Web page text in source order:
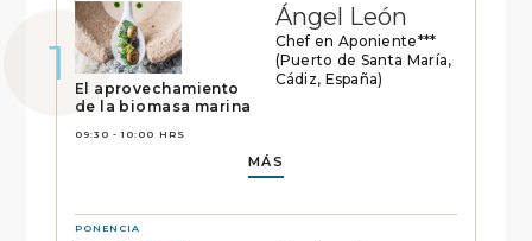
El aprovechamiento
de la biomasa marina
09:30 - 10:00 HRS
Ángel León
Chef en Aponiente***
(Puerto de Santa María,
Cádiz, España)
MÁS
PONENCIA